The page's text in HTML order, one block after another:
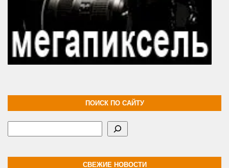
ПОИСК ПО САЙТУ
СВЕЖИЕ НОВОСТИ